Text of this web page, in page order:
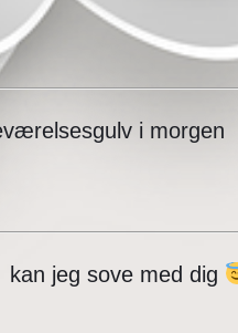
i morgen
kan jeg sove med dig